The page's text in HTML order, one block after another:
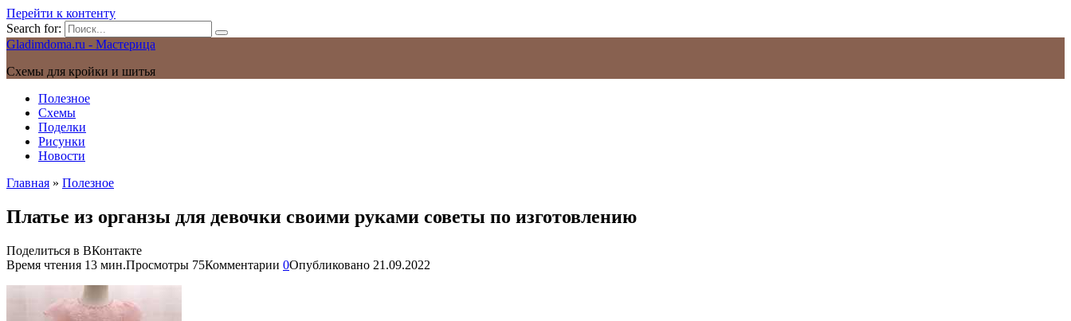
Перейти к контенту
Search for:
Gladimdoma.ru - Мастерица
Схемы для кройки и шитья
Полезное
Схемы
Поделки
Рисунки
Новости
Главная » Полезное
Платье из органзы для девочки своими руками советы по изготовлению
Поделиться в ВКонтакте
Время чтения 13 мин.Просмотры 75Комментарии 0Опубликовано 21.09.2022